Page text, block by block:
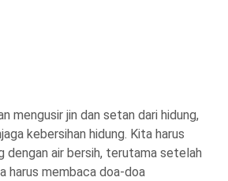
mengusir jin dan setan dari hidung,
kebersihan hidung. Kita harus
dengan air bersih, terutama setelah
harus membaca doa-doa